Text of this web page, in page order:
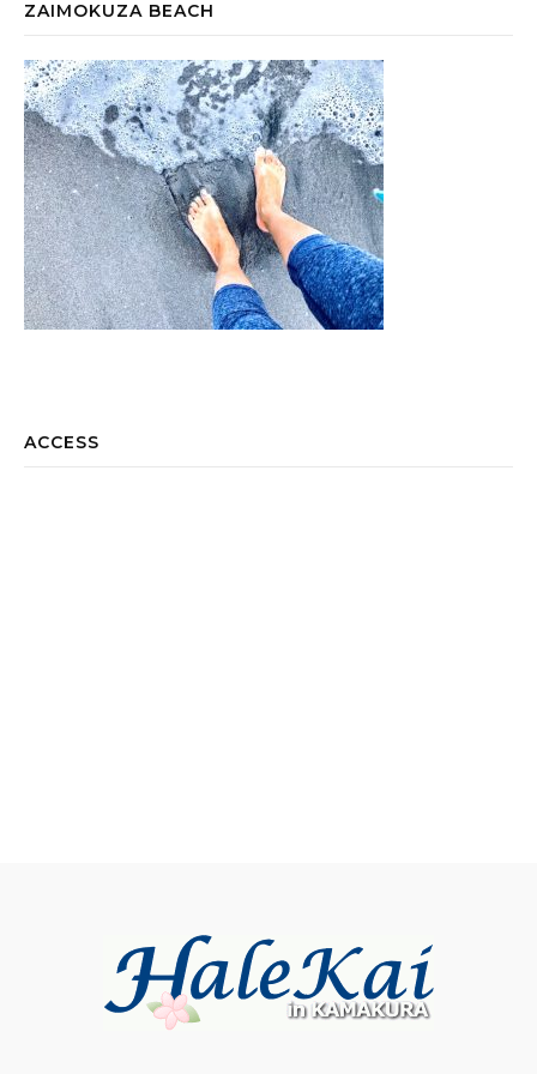
ZAIMOKUZA BEACH
ACCESS